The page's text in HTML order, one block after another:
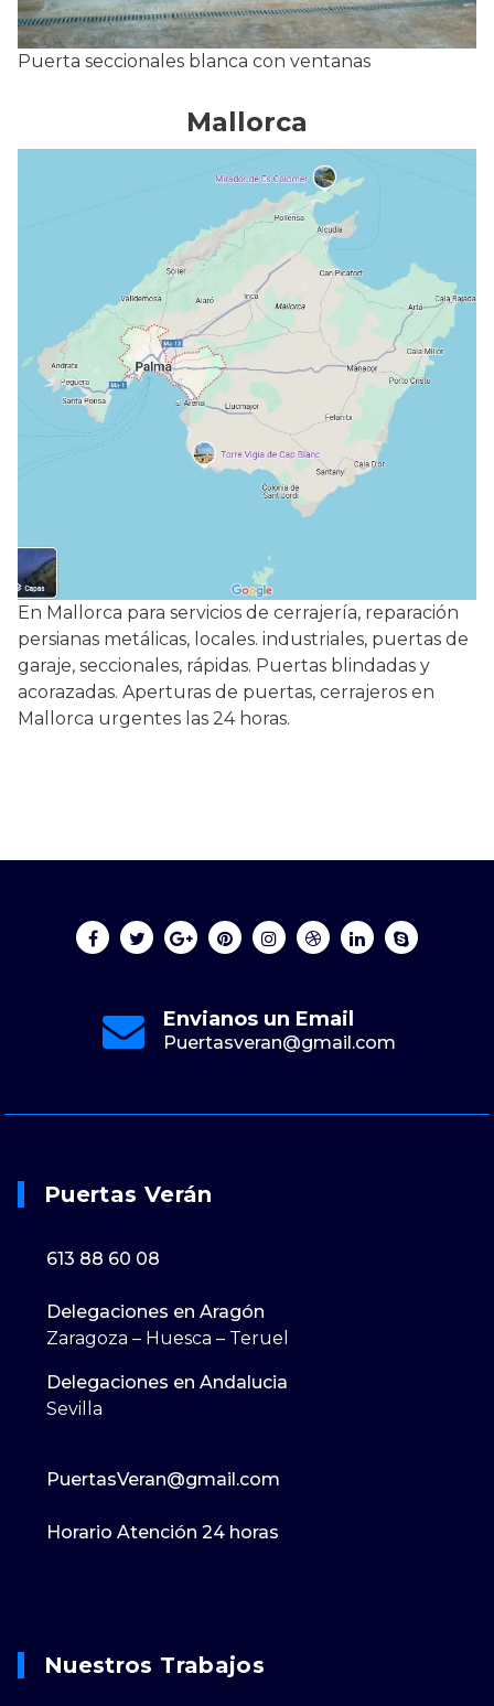
Puerta seccionales blanca con ventanas
Mallorca
En Mallorca para servicios de cerrajería, reparación
persianas metálicas, locales. industriales, puertas de
garaje, seccionales, rápidas. Puertas blindadas y
acorazadas. Aperturas de puertas, cerrajeros en
Mallorca urgentes las 24 horas.
Envianos un Email
Puertasveran@gmail.com
Puertas Verán
613 88 60 08
Delegaciones en Aragón
Zaragoza – Huesca – Teruel
Delegaciones en Andalucia
Sevilla
PuertasVeran@gmail.com
Horario Atención 24 horas
Nuestros Trabajos